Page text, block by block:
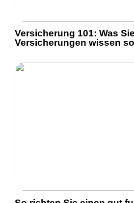
Versicherung 101: Was
Versicherungen wissen